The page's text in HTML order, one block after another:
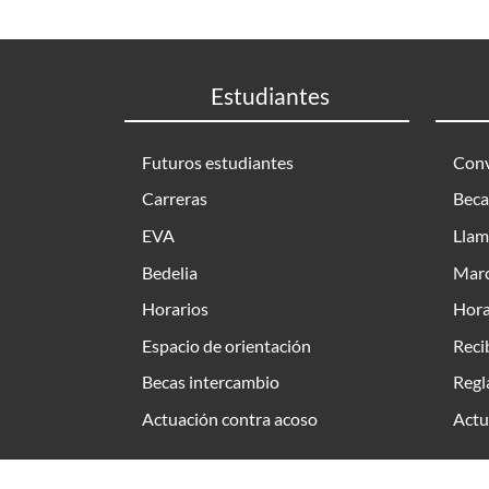
Estudiantes
Futuros estudiantes
Carreras
EVA
Bedelia
Horarios
Espacio de orientación
Becas intercambio
Actuación contra acoso